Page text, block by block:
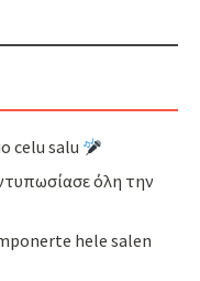
celu salu
όλη την
hele salen